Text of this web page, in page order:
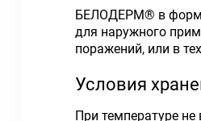
БЕЛОДЕРМ® в
для наружного
поражений, или в
Условия
При температуре